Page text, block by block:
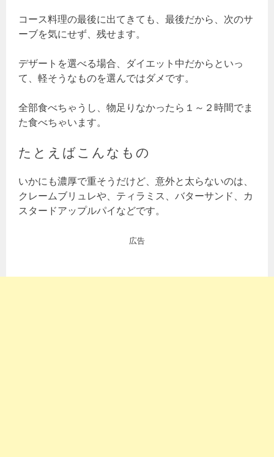
コース料理の最後に出てきても、最後だから、次のサ
ーブを気にせず、残せます。
デザートを選べる場合、ダイエット中だからといっ
て、軽そうなものを選んではダメです。
全部食べちゃうし、物足りなかったら１～２時間でま
た食べちゃいます。
たとえばこんなもの
いかにも濃厚で重そうだけど、意外と太らないのは、
クレームブリュレや、ティラミス、バターサンド、カ
スタードアップルパイなどです。
広告